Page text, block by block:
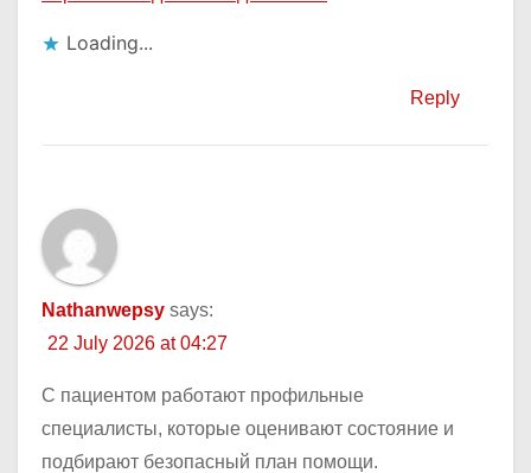
Loading...
Reply
Nathanwepsy says:
22 July 2026 at 04:27
С пациентом работают профильные
специалисты, которые оценивают состояние и
подбирают безопасный план помощи.